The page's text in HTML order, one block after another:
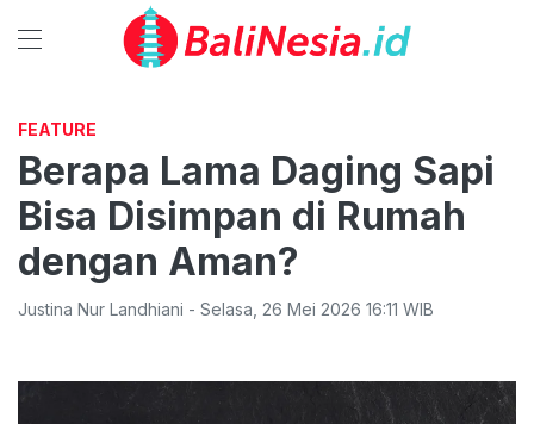
FEATURE
Berapa Lama Daging Sapi
Bisa Disimpan di Rumah
dengan Aman?
Justina Nur Landhiani - Selasa 26 Mei 2026 16:11 WIB